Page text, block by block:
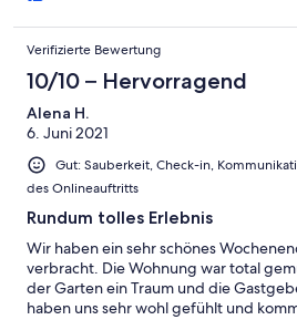
Verifizierte Bewertung
10/10 – Hervorragend
Alena H.
6. Juni 2021
Gut: Sauberkeit, Check-in,
des Onlineauftritts
Rundum tolles Erlebnis
Wir haben ein sehr schönes
verbracht. Die Wohnung war total
der Garten ein Traum und die
haben uns sehr wohl gefühlt und